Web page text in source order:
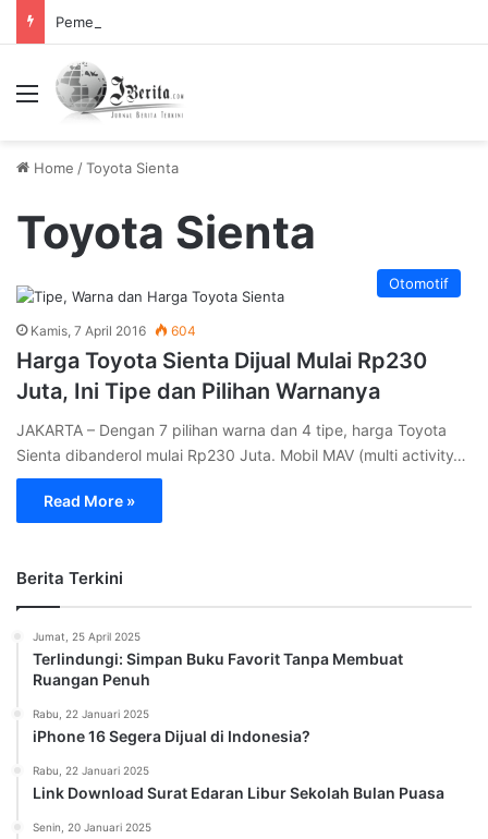
Menu
Home /Toyota Sienta
Toyota Sienta
Otomotif
Kamis, 7 April 2016 604
Harga Toyota Sienta Dijual Mulai Rp230
Juta, Ini Tipe dan Pilihan Warnanya
JAKARTA – Dengan 7 pilihan warna dan 4 tipe, harga Toyota
Sienta dibanderol mulai Rp230 Juta. Mobil MAV (multi activity…
Read More »
Berita Terkini
Jumat, 25 April 2025
Terlindungi: Simpan Buku Favorit Tanpa Membuat
Ruangan Penuh
Rabu, 22 Januari 2025
iPhone 16 Segera Dijual di Indonesia?
Rabu, 22 Januari 2025
Link Download Surat Edaran Libur Sekolah Bulan Puasa
Senin, 20 Januari 2025